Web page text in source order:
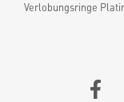
Verlobungsringe